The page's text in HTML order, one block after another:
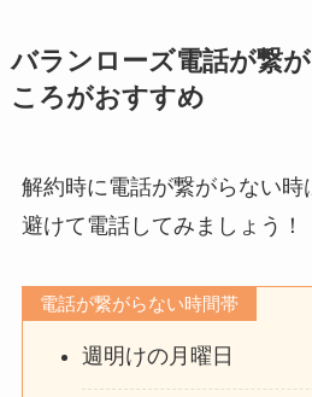
ミ
ベ
バランローズ電話が繋
ころがおすすめ
解約時に電話が繋がらない時
避けて電話してみましょう！
電話が繋がらない時間帯
週明けの月曜日